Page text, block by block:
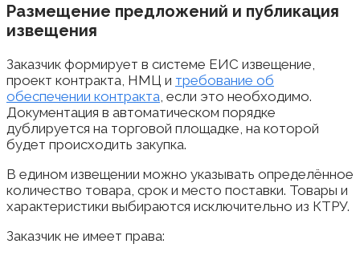
Размещение предложений и публикация
извещения
Заказчик формирует в системе ЕИС извещение,
проект контракта, НМЦ и требование об
обеспечении контракта , если это необходимо.
Документация в автоматическом порядке
дублируется на торговой площадке, на которой
будет происходить закупка.
В едином извещении можно указывать определённое
количество товара, срок и место поставки. Товары и
характеристики выбираются исключительно из КТРУ.
Заказчик не имеет права: